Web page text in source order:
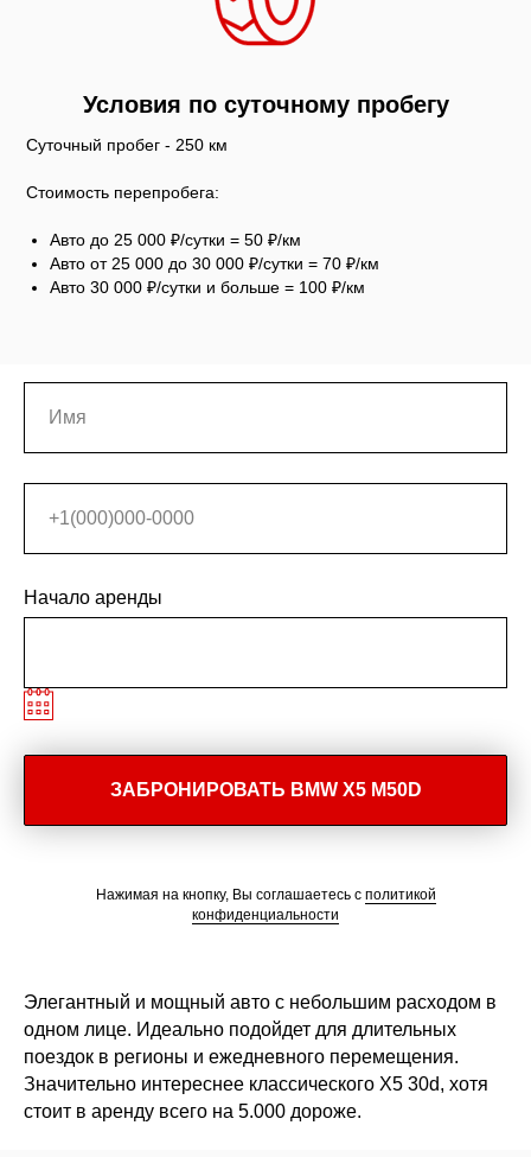
Условия по суточному пробегу
Суточный пробег - 250 км
Стоимость перепробега:
Авто до 25 000 ₽/сутки = 50 ₽/км
Авто от 25 000 до 30 000 ₽/сутки = 70 ₽/км
Авто 30 000 ₽/сутки и больше = 100 ₽/км
Начало аренды
ЗАБРОНИРОВАТЬ BМW X5 M50D
Нажимая на кнопку, Вы соглашаетесь с политикой
конфиденциальности
Элегантный и мощный авто с небольшим расходом в
одном лице. Идеально подойдет для длительных
поездок в регионы и ежедневного перемещения.
Значительно интереснее классического Х5 30d, хотя
стоит в аренду всего на 5.000 дороже.